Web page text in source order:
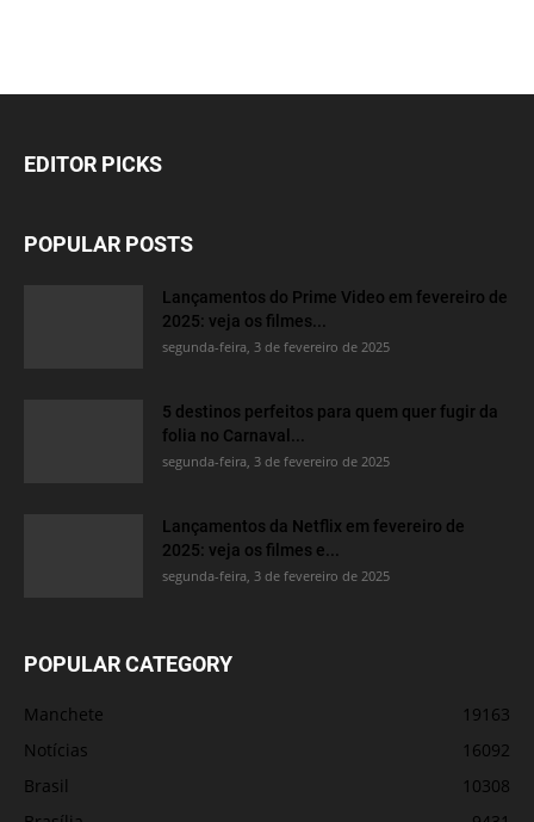
EDITOR PICKS
POPULAR POSTS
Lançamentos do Prime Video em fevereiro de
2025: veja os filmes...
segunda-feira, 3 de fevereiro de 2025
5 destinos perfeitos para quem quer fugir da
folia no Carnaval...
segunda-feira, 3 de fevereiro de 2025
Lançamentos da Netflix em fevereiro de
2025: veja os filmes e...
segunda-feira, 3 de fevereiro de 2025
POPULAR CATEGORY
Manchete
19163
Notícias
16092
Brasil
10308